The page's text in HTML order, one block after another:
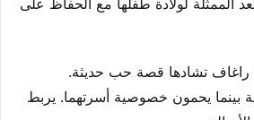
الممثلة لولادة طفلها مع الحفاظ على
راغاف تشادها قصة حب حديثة.
بينما يحمون خصوصية أسرتهما. يربط